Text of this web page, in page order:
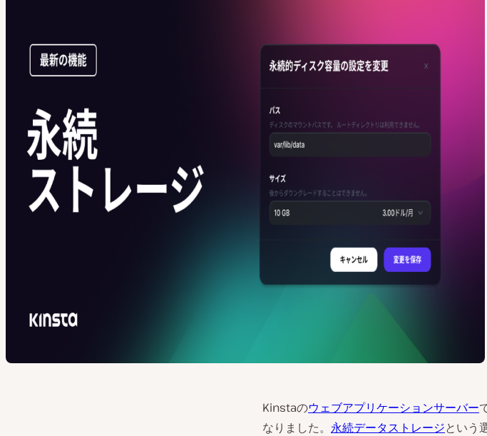
Kinstaのウェブアプリケーションサーバー
なりました。 永続データストレージという